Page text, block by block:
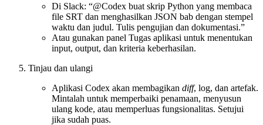
Di Slack: “@Codex buat skrip Python yang membaca
file SRT dan menghasilkan JSON bab dengan stempel
waktu dan judul. Tulis pengujian dan dokumentasi.”
Atau gunakan panel Tugas aplikasi untuk menentukan
input, output, dan kriteria keberhasilan.
Tinjau dan ulangi
Aplikasi Codex akan membagikan diff, log, dan artefak.
Mintalah untuk memperbaiki penamaan, menyusun
ulang kode, atau memperluas fungsionalitas. Setujui
jika sudah puas.